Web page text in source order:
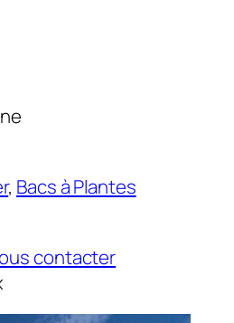
, Bacs à Plantes
contacter